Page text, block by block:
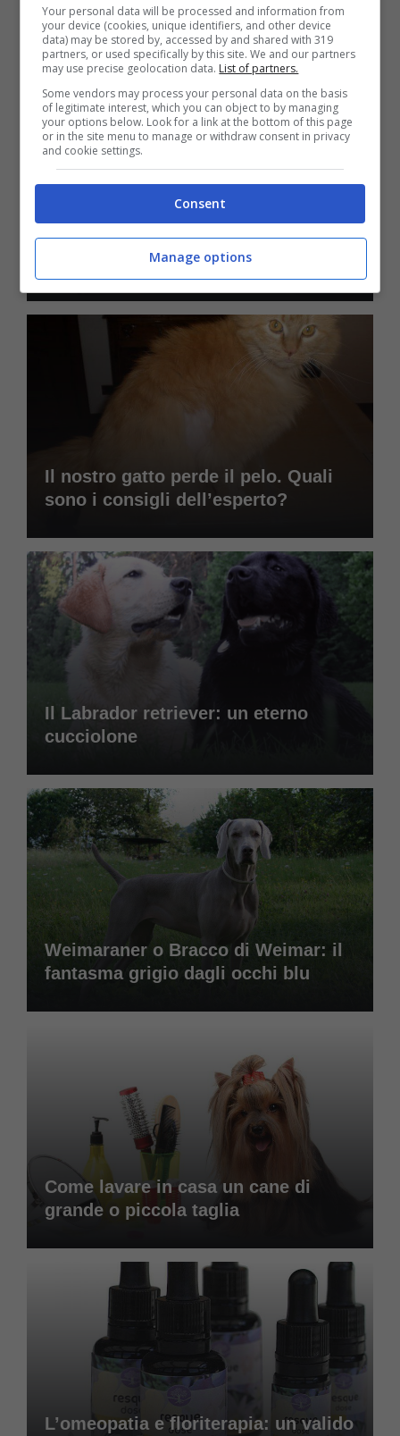
conformazioni e malformazioni
La colica nel cane: colite o semplice
corpo estraneo?
Il nostro gatto perde il pelo. Quali
sono i consigli dell’esperto?
Il Labrador retriever: un eterno
cucciolone
Weimaraner o Bracco di Weimar: il
fantasma grigio dagli occhi blu
Come lavare in casa un cane di
grande o piccola taglia
L’omeopatia e floriterapia: un valido
Your personal data will be processed and information from
your device (cookies, unique identifiers, and other device
data) may be stored by, accessed by and shared with 319
partners, or used specifically by this site. We and our partners
may use precise geolocation data. List of partners.
Some vendors may process your personal data on the basis
of legitimate interest, which you can object to by managing
your options below. Look for a link at the bottom of this page
or in the site menu to manage or withdraw consent in privacy
and cookie settings.
Consent
Manage options